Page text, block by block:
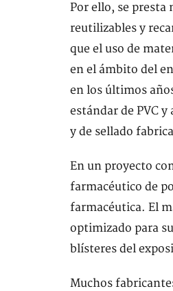
Por ello, se presta
reutilizables y
que el uso de
en el ámbito del
en los últimos
estándar de PVC
y de sellado
En un proyecto
farmacéutico de
farmacéutica. El
optimizado para
blísteres del
Muchos